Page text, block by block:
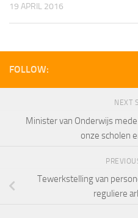
19 APRIL 2016
FOLLOW:
NEXT
Minister van Onderwijs
onze scholen
Tewerkstelling van
reguliere